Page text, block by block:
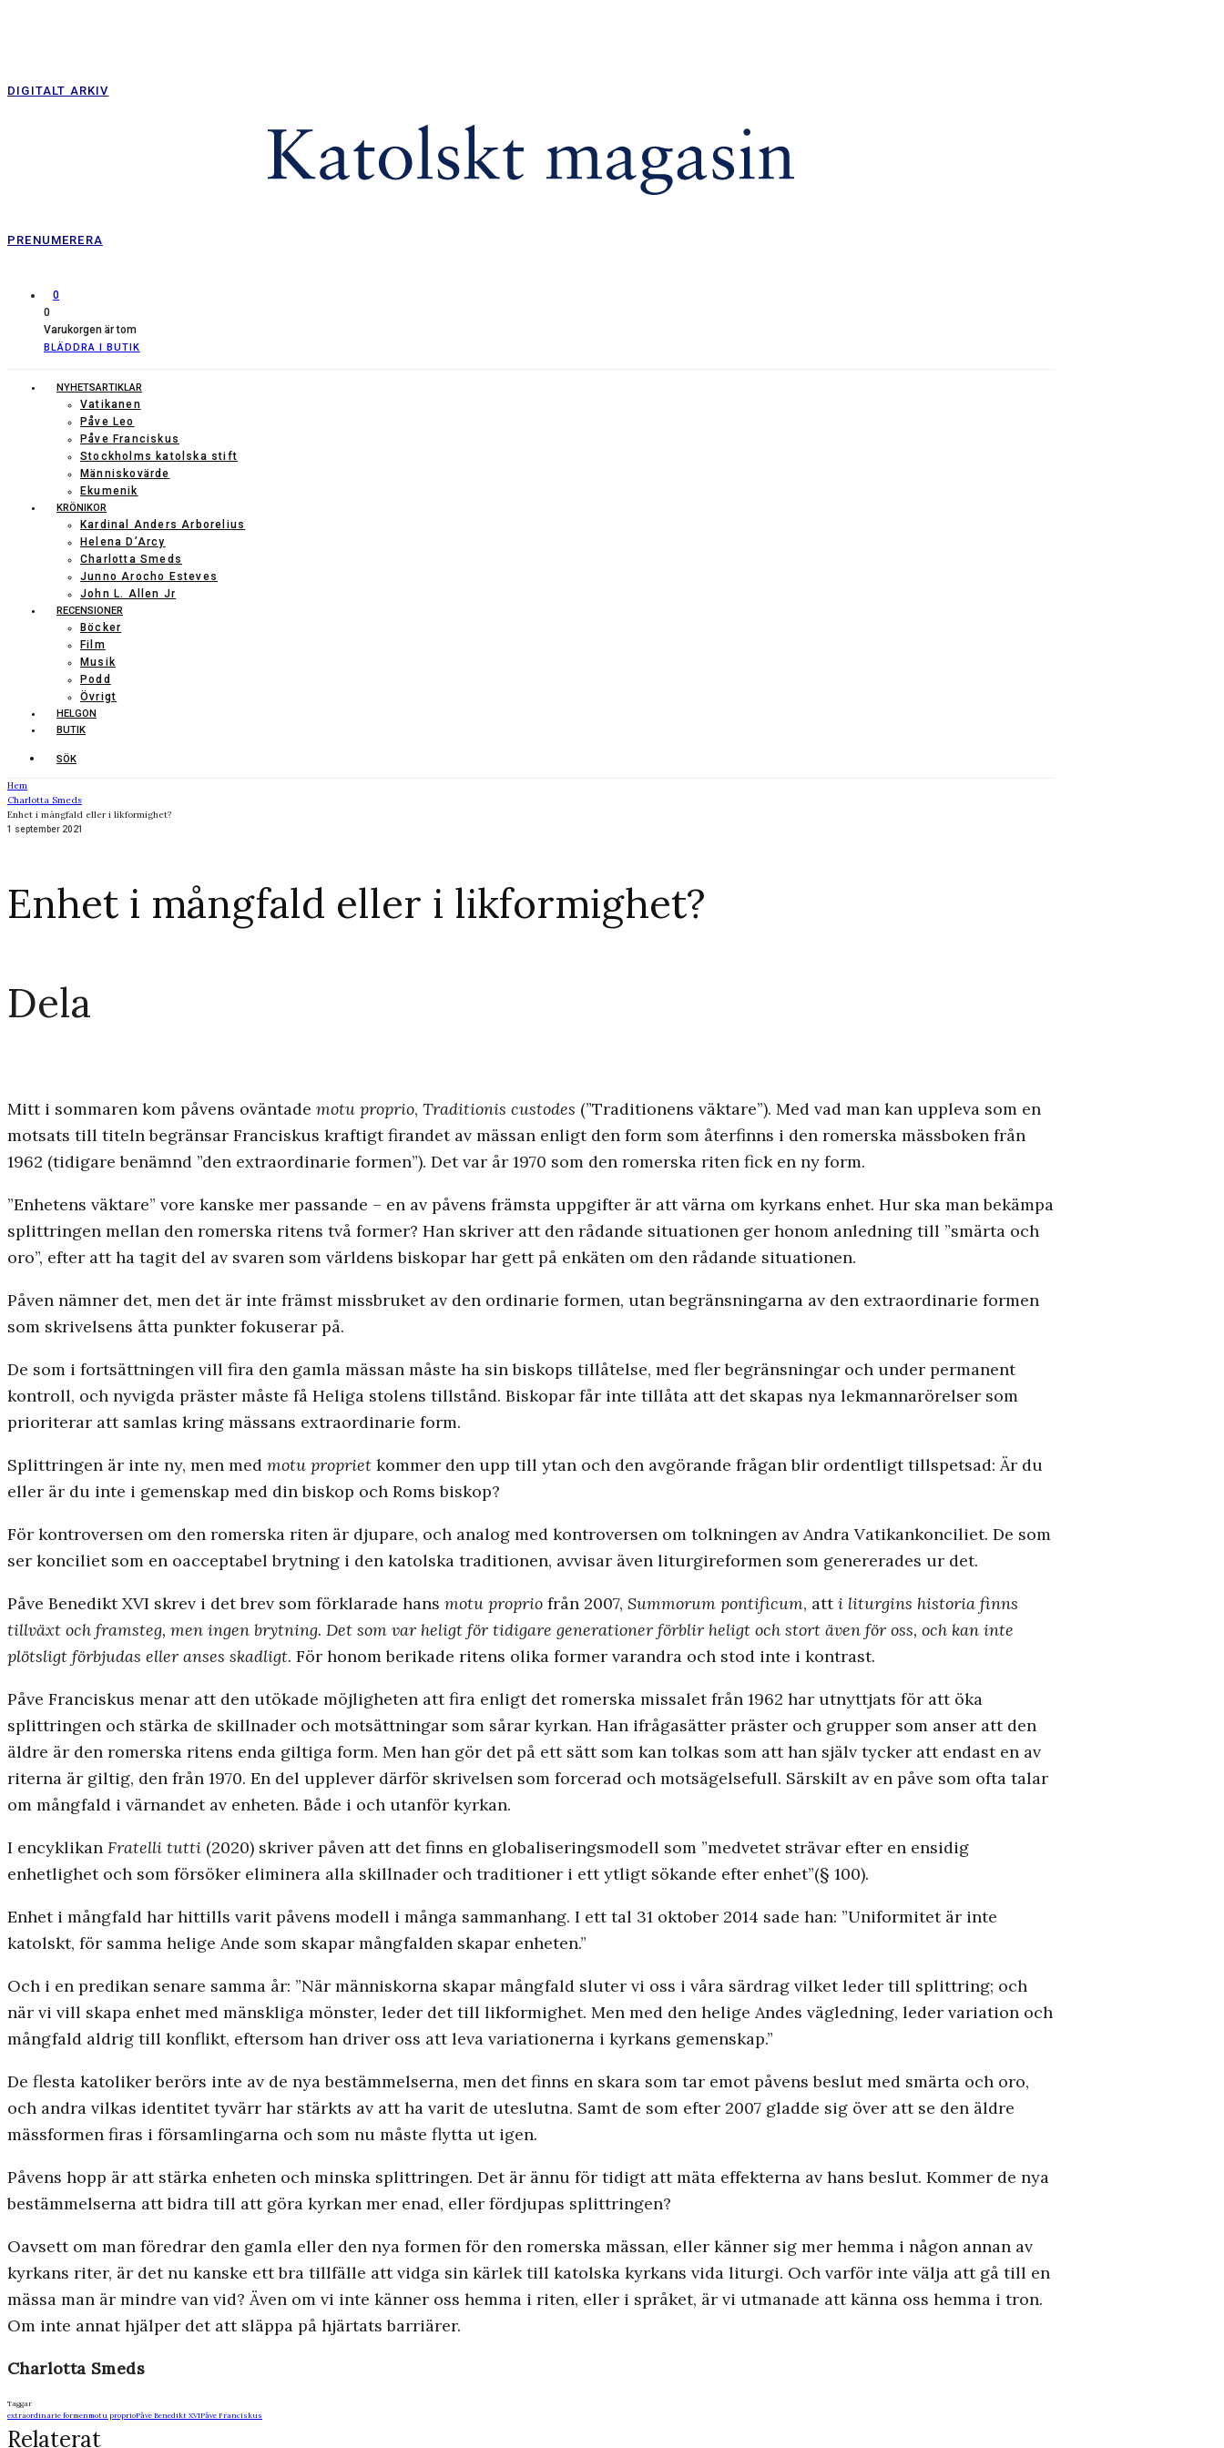
DIGITALT ARKIV
PRENUMERERA
0
0
Varukorgen är tom
BLÄDDRA I BUTIK
NYHETSARTIKLAR
Vatikanen
Påve Leo
Påve Franciskus
Stockholms katolska stift
Människovärde
Ekumenik
KRÖNIKOR
Kardinal Anders Arborelius
Helena D’Arcy
Charlotta Smeds
Junno Arocho Esteves
John L. Allen Jr
RECENSIONER
Böcker
Film
Musik
Podd
Övrigt
HELGON
BUTIK
SÖK
Hem
Charlotta Smeds
Enhet i mångfald eller i likformighet?
1 september 2021
Enhet i mångfald eller i likformighet?
Dela
Mitt i sommaren kom påvens oväntade motu proprio, Traditionis custodes (”Traditionens väktare”). Med vad man kan uppleva som en
motsats till titeln begränsar Franciskus kraftigt firandet av mässan enligt den form som återfinns i den romerska mässboken från
1962 (tidigare benämnd ”den extraordinarie formen”). Det var år 1970 som den romerska riten fick en ny form.
”Enhetens väktare” vore kanske mer passande – en av påvens främsta uppgifter är att värna om kyrkans enhet. Hur ska man bekämpa
splittringen mellan den romerska ritens två former? Han skriver att den rådande situationen ger honom anledning till ”smärta och
oro”, efter att ha tagit del av svaren som världens biskopar har gett på enkäten om den rådande situationen.
Påven nämner det, men det är inte främst missbruket av den ordinarie formen, utan begränsningarna av den extraordinarie formen
som skrivelsens åtta punkter fokuserar på.
De som i fortsättningen vill fira den gamla mässan måste ha sin biskops tillåtelse, med fler begränsningar och under permanent
kontroll, och nyvigda präster måste få Heliga stolens tillstånd. Biskopar får inte tillåta att det skapas nya lekmannarörelser som
prioriterar att samlas kring mässans extraordinarie form.
Splittringen är inte ny, men med motu propriet kommer den upp till ytan och den avgörande frågan blir ordentligt tillspetsad: Är du
eller är du inte i gemenskap med din biskop och Roms biskop?
För kontroversen om den romerska riten är djupare, och analog med kontroversen om tolkningen av Andra Vatikankonciliet. De som
ser konciliet som en oacceptabel brytning i den katolska traditionen, avvisar även liturgireformen som genererades ur det.
Påve Benedikt XVI skrev i det brev som förklarade hans motu proprio från 2007, Summorum pontificum, atti liturgins historia finns
tillväxt och framsteg, men ingen brytning. Det som var heligt för tidigare generationer förblir heligt och stort även för oss, och kan inte
plötsligt förbjudas eller anses skadligt. För honom berikade ritens olika former varandra och stod inte i kontrast.
Påve Franciskus menar att den utökade möjligheten att fira enligt det romerska missalet från 1962 har utnyttjats för att öka
splittringen och stärka de skillnader och motsättningar som sårar kyrkan. Han ifrågasätter präster och grupper som anser att den
äldre är den romerska ritens enda giltiga form. Men han gör det på ett sätt som kan tolkas som att han själv tycker att endast en av
riterna är giltig, den från 1970. En del upplever därför skrivelsen som forcerad och motsägelsefull. Särskilt av en påve som ofta talar
om mångfald i värnandet av enheten. Både i och utanför kyrkan.
I encyklikan Fratelli tutti (2020) skriver påven att det finns en globaliseringsmodell som ”medvetet strävar efter en ensidig
enhetlighet och som försöker eliminera alla skillnader och traditioner i ett ytligt sökande efter enhet”(§ 100).
Enhet i mångfald har hittills varit påvens modell i många sammanhang. I ett tal 31 oktober 2014 sade han: ”Uniformitet är inte
katolskt, för samma helige Ande som skapar mångfalden skapar enheten.”
Och i en predikan senare samma år: ”När människorna skapar mångfald sluter vi oss i våra särdrag vilket leder till splittring; och
när vi vill skapa enhet med mänskliga mönster, leder det till likformighet. Men med den helige Andes vägledning, leder variation och
mångfald aldrig till konflikt, eftersom han driver oss att leva variationerna i kyrkans gemenskap.”
De flesta katoliker berörs inte av de nya bestämmelserna, men det finns en skara som tar emot påvens beslut med smärta och oro,
och andra vilkas identitet tyvärr har stärkts av att ha varit de uteslutna. Samt de som efter 2007 gladde sig över att se den äldre
mässformen firas i församlingarna och som nu måste flytta ut igen.
Påvens hopp är att stärka enheten och minska splittringen. Det är ännu för tidigt att mäta effekterna av hans beslut. Kommer de nya
bestämmelserna att bidra till att göra kyrkan mer enad, eller fördjupas splittringen?
Oavsett om man föredrar den gamla eller den nya formen för den romerska mässan, eller känner sig mer hemma i någon annan av
kyrkans riter, är det nu kanske ett bra tillfälle att vidga sin kärlek till katolska kyrkans vida liturgi. Och varför inte välja att gå till en
mässa man är mindre van vid? Även om vi inte känner oss hemma i riten, eller i språket, är vi utmanade att känna oss hemma i tron.
Om inte annat hjälper det att släppa på hjärtats barriärer.
Charlotta Smeds
Taggar
extraordinarie formenmotu proprioPåve Benedikt XVIPåve Franciskus
Relaterat